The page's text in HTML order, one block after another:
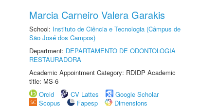
Marcia Carneiro Valera Garakis
School: Instituto de Ciência e Tecnologia (Câmpus de
São José dos Campos)
Department: DEPARTAMENTO DE ODONTOLOGIA
RESTAURADORA
Academic Appointment Category: RDIDP Academic
title: MS-6
Orcid
CV Lattes
Google Scholar
Scopus
Fapesp
Dimensions